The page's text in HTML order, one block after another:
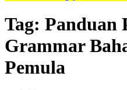
Tag: Panduan
Grammar
Pemula